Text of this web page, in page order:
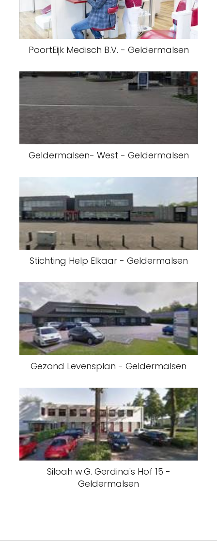
PoortEijk Medisch B.V. - Geldermalsen
Geldermalsen- West - Geldermalsen
Stichting Help Elkaar - Geldermalsen
Gezond Levensplan - Geldermalsen
Siloah w.G. Gerdina's Hof 15 -
Geldermalsen